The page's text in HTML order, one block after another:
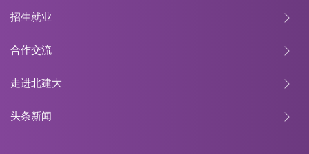
招生就业
合作交流
走进北建大
头条新闻